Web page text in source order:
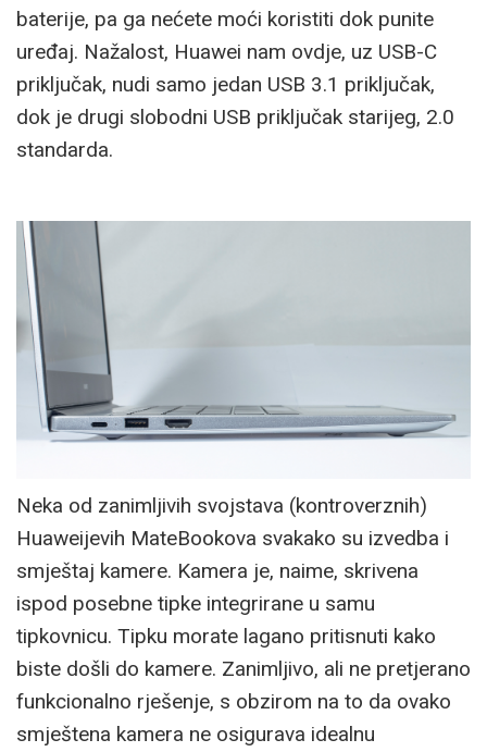
baterije, pa ga nećete moći koristiti dok punite
uređaj. Nažalost, Huawei nam ovdje, uz USB-C
priključak, nudi samo jedan USB 3.1 priključak,
dok je drugi slobodni USB priključak starijeg, 2.0
standarda.
Neka od zanimljivih svojstava (kontroverznih)
Huaweijevih MateBookova svakako su izvedba i
smještaj kamere. Kamera je, naime, skrivena
ispod posebne tipke integrirane u samu
tipkovnicu. Tipku morate lagano pritisnuti kako
biste došli do kamere. Zanimljivo, ali ne pretjerano
funkcionalno rješenje, s obzirom na to da ovako
smještena kamera ne osigurava idealnu